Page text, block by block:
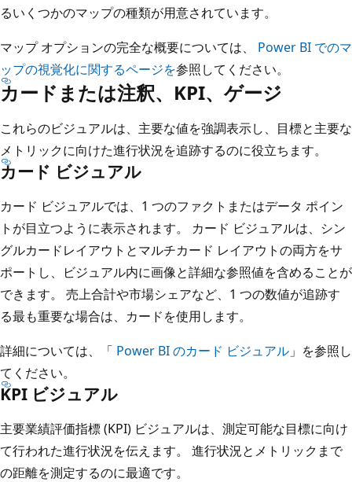
るいくつかのマップの種類が用意されています。
マップ オプションの完全な概要については、 Power BI でのマ
ップの視覚化に関するページを参照してください。
カードまたは注釈、KPI、ゲージ
これらのビジュアルは、主要な値を強調表示し、目標と主要な
メトリックに向けた進行状況を追跡するのに役立ちます。
カード ビジュアル
カード ビジュアルでは、1 つのファクトまたはデータ ポイン
トが目立つように表示されます。 カード ビジュアルは、シン
グルカードレイアウトとマルチカード レイアウトの両方をサ
ポートし、ビジュアル内に画像と詳細な参照値を含めることが
できます。 売上合計や市場シェアなど、1 つの数値が追跡す
る最も重要な場合は、カードを使用します。
詳細については、「 Power BI のカード ビジュアル 」を参照し
てください。
KPI ビジュアル
主要業績評価指標 (KPI) ビジュアルは、測定可能な目標に向け
て行われた進行状況を伝えます。 進行状況とメトリックまで
の距離を測定するのに最適です。